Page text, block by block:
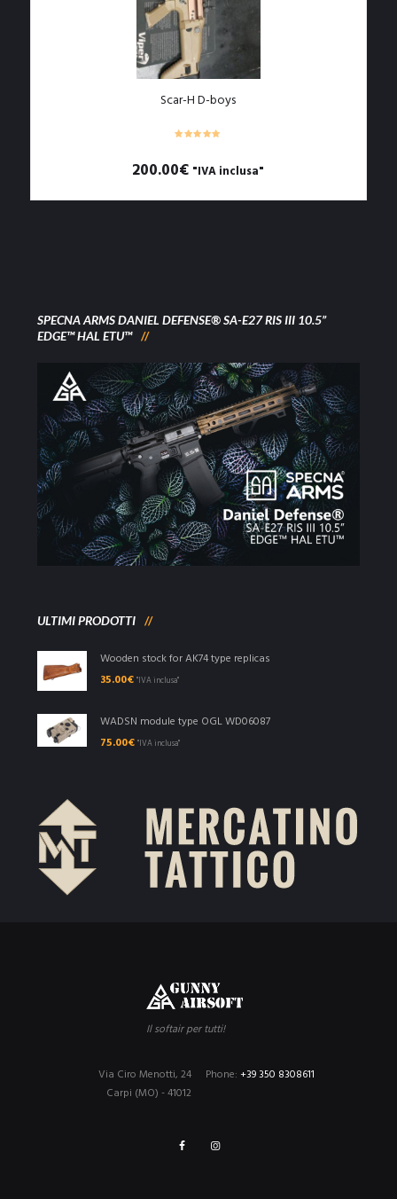
Scar-H D-boys
200.00€ "IVA inclusa"
SPECNA ARMS DANIEL DEFENSE® SA-E27 RIS III 10.5”
EDGE™ HAL ETU™
ULTIMI PRODOTTI
Wooden stock for AK74 type replicas
35.00€ "IVA inclusa"
WADSN module type OGL WD06087
75.00€ "IVA inclusa"
Il softair per tutti!
Phone: +39 350 8308611
Via Ciro Menotti, 24
Carpi (MO) - 41012